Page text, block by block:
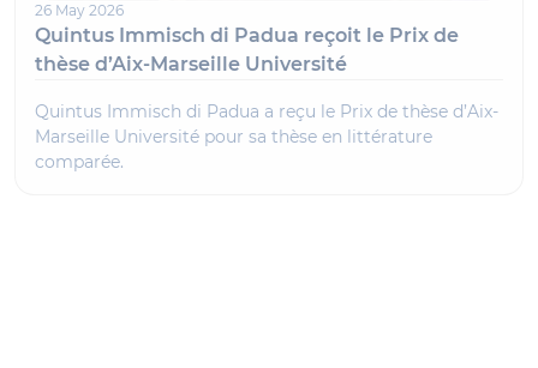
26 May 2026
Quintus Immisch di Padua reçoit le Prix de
thèse d’Aix-Marseille Université
Quintus Immisch di Padua a reçu le Prix de thèse d’Aix-
Marseille Université pour sa thèse en littérature
comparée.